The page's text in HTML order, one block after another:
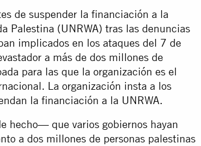
de suspender la financiación a la
Palestina (UNRWA) tras las denuncias
implicados en los ataques del 7 de
a más de dos millones de
para las que la organización es el
La organización insta a los
la financiación a la UNRWA.
hecho— que varios gobiernos hayan
a dos millones de personas palestinas